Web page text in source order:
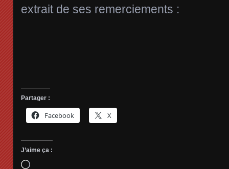
extrait de ses remerciements :
Partager :
Facebook X
J’aime ça :
Chargement…